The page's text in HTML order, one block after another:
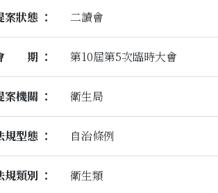
案狀態 二讀會
期 第10屆第5次臨時大會
案機關 衛生局
規型態 自治條例
規類別 衛生類